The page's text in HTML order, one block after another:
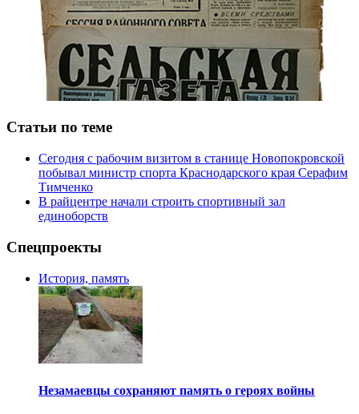
Статьи по теме
Сегодня с рабочим визитом в станице Новопокровской
побывал министр спорта Краснодарского края Серафим
Тимченко
В райцентре начали строить спортивный зал
единоборств
Спецпроекты
История, память
Незамаевцы сохраняют память о героях войны